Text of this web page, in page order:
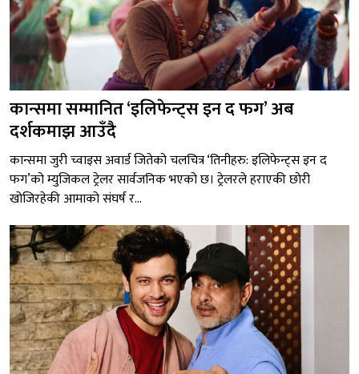
कान्समा सम्मानित ‘इलिफेन्ट्स इन द फग’ अब
दर्शकमाझ आउँदै
कान्समा जुरी च्वाइस अवार्ड जितेको चलचित्र ‘तिनीहरु: इलिफेन्ट्स इन द
फग’को म्युजिकल ट्रेलर सार्वजनिक भएको छ। ट्रेलरले हराएकी छोरी
खोजिरहेकी आमाको संघर्ष र...